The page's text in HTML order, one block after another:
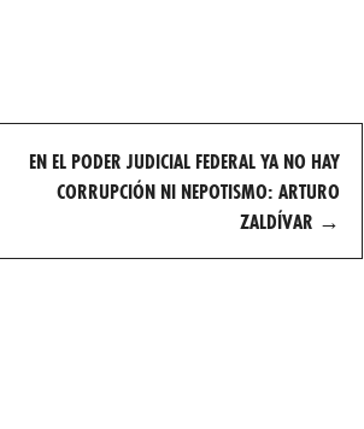
EN EL PODER JUDICIAL FEDERAL YA NO HAY
CORRUPCIÓN NI NEPOTISMO: ARTURO
ZALDÍVAR →